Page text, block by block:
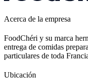
Acerca de la empresa
FoodChéri y su marca
entrega de comidas
particulares de toda
Ubicación